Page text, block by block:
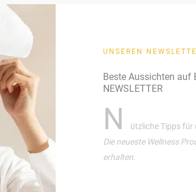
UNSEREN
Beste Aussichten auf
NEWSLETTER
N
ützliche Tipps für
Die neueste Wellness
erhalten.